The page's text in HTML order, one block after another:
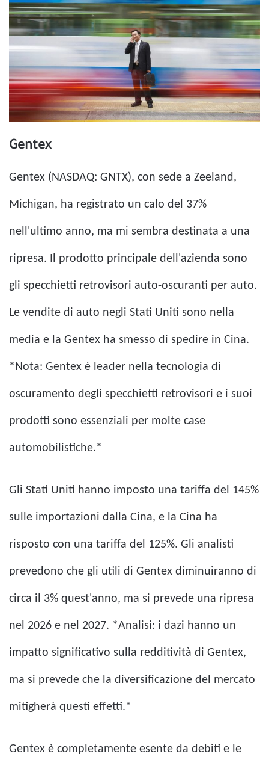
Gentex
Gentex (NASDAQ: GNTX), con sede a Zeeland,
Michigan, ha registrato un calo del 37%
nell'ultimo anno, ma mi sembra destinata a una
ripresa. Il prodotto principale dell'azienda sono
gli specchietti retrovisori auto-oscuranti per auto.
Le vendite di auto negli Stati Uniti sono nella
media e la Gentex ha smesso di spedire in Cina.
*Nota: Gentex è leader nella tecnologia di
oscuramento degli specchietti retrovisori e i suoi
prodotti sono essenziali per molte case
automobilistiche.*
Gli Stati Uniti hanno imposto una tariffa del 145%
sulle importazioni dalla Cina, e la Cina ha
risposto con una tariffa del 125%. Gli analisti
prevedono che gli utili di Gentex diminuiranno di
circa il 3% quest'anno, ma si prevede una ripresa
nel 2026 e nel 2027. *Analisi: i dazi hanno un
impatto significativo sulla redditività di Gentex,
ma si prevede che la diversificazione del mercato
mitigherà questi effetti.*
Gentex è completamente esente da debiti e le